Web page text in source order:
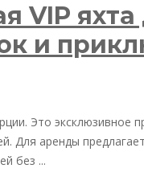
VIP яхта
и
Это эксклюзивное
Для аренды
без ...